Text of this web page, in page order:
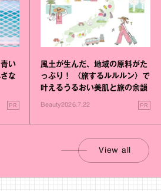
い
な
PR
風土が生んだ、地域の原料がた
っぷり！ 〈旅するルルルン〉で
叶えるうるおい美肌と旅の余韻
Beauty2026.7.22 PR
View all